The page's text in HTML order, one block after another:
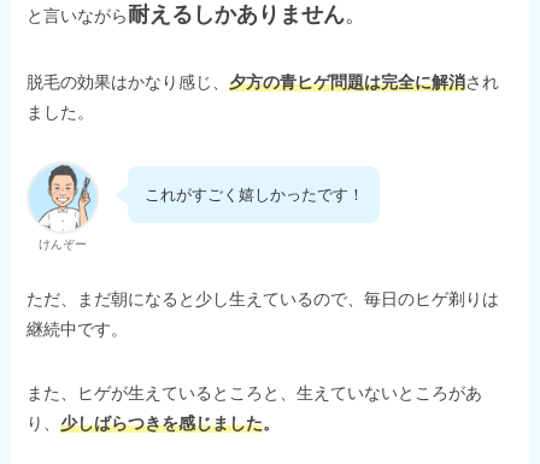
と言いながら耐えるしかありません。
脱毛の効果はかなり感じ、夕方の青ヒゲ問題は完全に解消され
ました。
けんぞー
これがすごく嬉しかったです！
ただ、まだ朝になると少し生えているので、毎日のヒゲ剃りは
継続中です。
また、ヒゲが生えているところと、生えていないところがあ
り、少しばらつきを感じました。